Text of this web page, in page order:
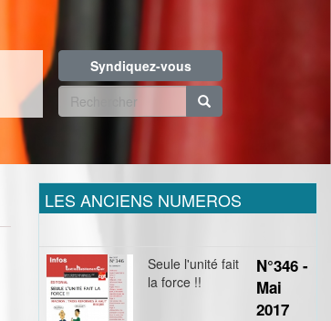
Syndiquez-vous
Formulaire
recherche
LES ANCIENS NUMEROS
Seule l'unité fait
la force !!
N°346 -
Mai
2017